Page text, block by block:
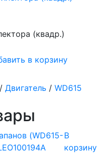
(квадр.)
в корзину
/ Двигатель / WD615
В
корзину